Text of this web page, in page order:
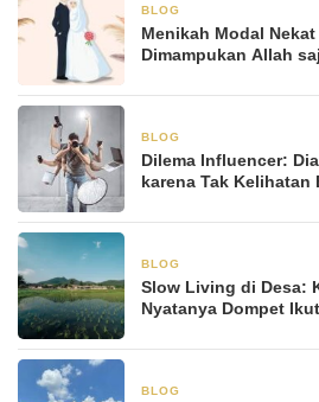
BLOG
Menikah Modal
Dimampukan Allah
BLOG
Dilema Influencer:
karena Tak Kelihatan
BLOG
Slow Living di Desa:
Nyatanya Dompet
BLOG